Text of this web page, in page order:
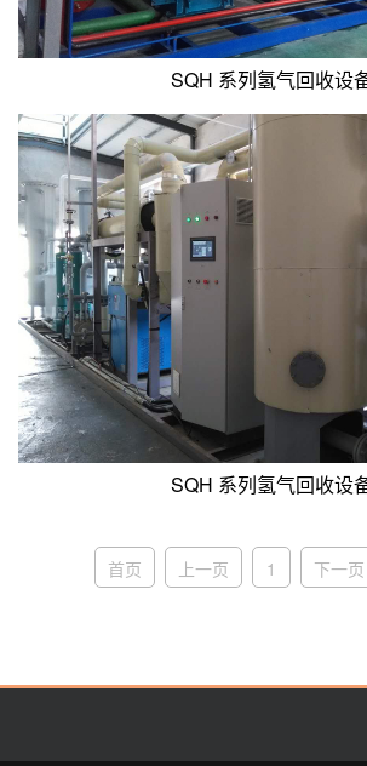
SQH 系列氢气回收设
SQH 系列氢气回收设
首页 上一页 1 下一页